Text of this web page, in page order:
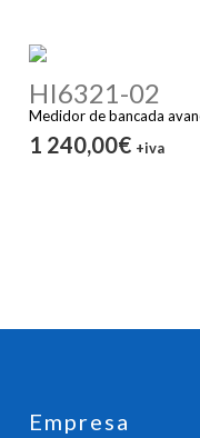
HI6321-02
Medidor de bancada
1 240,00€ +iva
Empresa